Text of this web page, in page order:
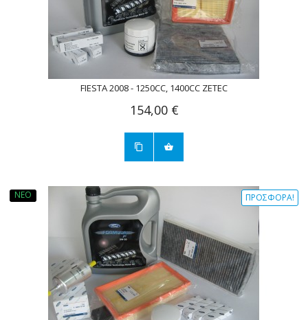
FIESTA 2008 - 1250CC, 1400CC ZETEC
154,00 €
ΝΈΟ ΠΡΟΣΦΟΡΆ!